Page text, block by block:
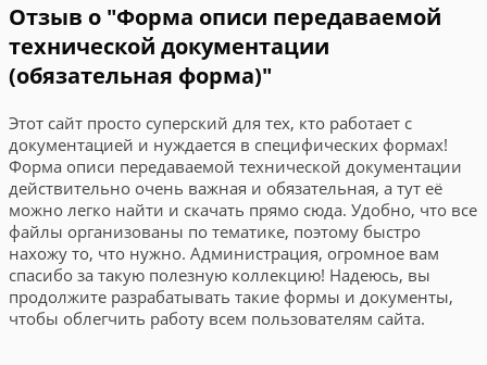
Отзыв о "Форма описи передаваемой
технической документации
(обязательная форма)"
Этот сайт просто суперский для тех, кто работает с
документацией и нуждается в специфических формах!
Форма описи передаваемой технической документации
действительно очень важная и обязательная, а тут её
можно легко найти и скачать прямо сюда. Удобно, что все
файлы организованы по тематике, поэтому быстро
нахожу то, что нужно. Администрация, огромное вам
спасибо за такую полезную коллекцию! Надеюсь, вы
продолжите разрабатывать такие формы и документы,
чтобы облегчить работу всем пользователям сайта.